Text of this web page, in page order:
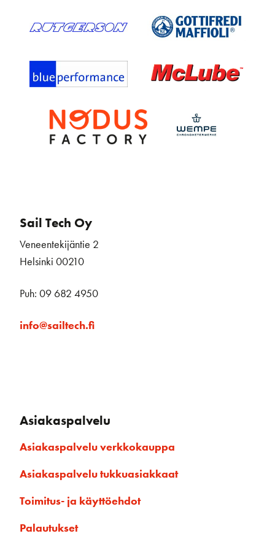
Sail Tech Oy
Veneentekijäntie 2
Helsinki 00210
Puh: 09 682 4950
info@sailtech.fi
Asiakaspalvelu
Asiakaspalvelu verkkokauppa
Asiakaspalvelu tukkuasiakkaat
Toimitus- ja käyttöehdot
Palautukset